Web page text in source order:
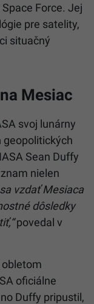
Force. Jej
pre satelity,
situačný
Mesiac
svoj lunárny
geopolitických
Sean Duffy
nielen
vzdať Mesiaca
dôsledky
povedal v
oficiálne
Duffy pripustil,